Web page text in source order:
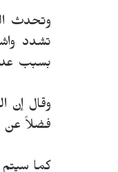
وتحدث
تشدد
بسبب
وقال إن
فضلاً عن